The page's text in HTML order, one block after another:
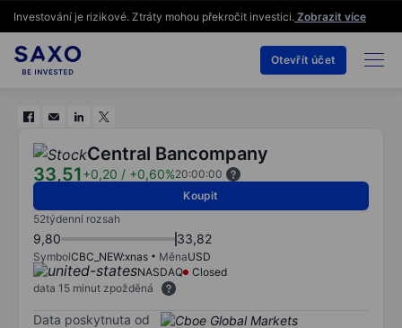
Investování je rizikové. Ztráty mohou překročit investici. Zobrazit více
Otevřít účet
Central Bancompany
33,51+0,20 / +0,60%20:00:00
Koupit
52týdenní rozsah
9,80 33,82
SymbolCBC_NEW:xnas MěnaUSD
NASDAQ
Closed
data 15 minut zpožděná
Data poskytnuta od